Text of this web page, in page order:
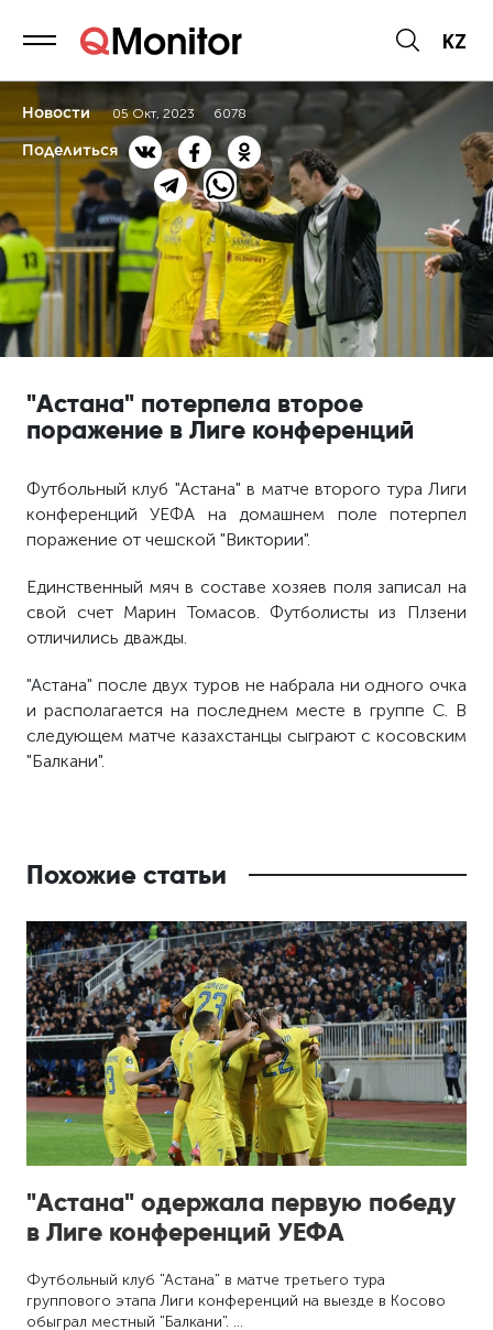
KZ
Новости 05 Окт, 2023 6078
Поделиться
"Астана" потерпела второе
поражение в Лиге конференций
Футбольный клуб "Астана" в матче второго тура Лиги
конференций УЕФА на домашнем поле потерпел
поражение от чешской "Виктории".
Единственный мяч в составе хозяев поля записал на
свой счет Марин Томасов. Футболисты из Плзени
отличились дважды.
"Астана" после двух туров не набрала ни одного очка
и располагается на последнем месте в группе С. В
следующем матче казахстанцы сыграют с косовским
"Балкани".
Похожие статьи
"Астана" одержала первую победу
в Лиге конференций УЕФА
Футбольный клуб "Астана" в матче третьего тура
группового этапа Лиги конференций на выезде в Косово
обыграл местный "Балкани". …